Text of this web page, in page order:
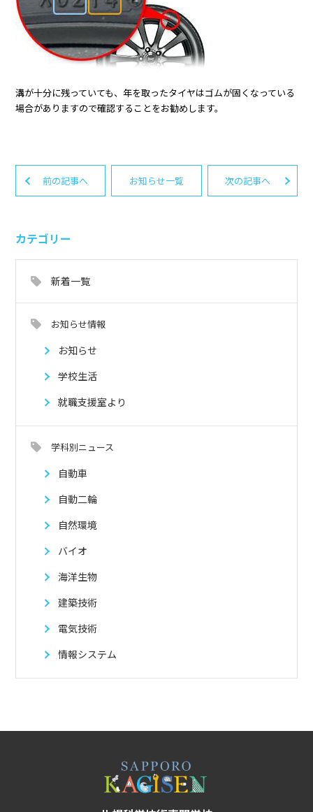
溝が十分に残っていても、年を取ったタイヤはゴムが固くなっている
場合がありますので確認することをお勧めします。
前の記事へ お知らせ一覧 次の記事へ
カテゴリー
新着一覧
お知らせ情報
お知らせ
学校生活
就職支援室より
学科別ニュース
自動車
自動二輪
自然環境
バイオ
海洋生物
建築技術
電気技術
情報システム